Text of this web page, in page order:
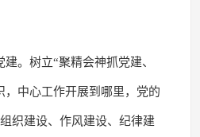
。树立“聚精会神抓党建、
，中心工作开展到哪里，党的
织建设、作风建设、纪律建